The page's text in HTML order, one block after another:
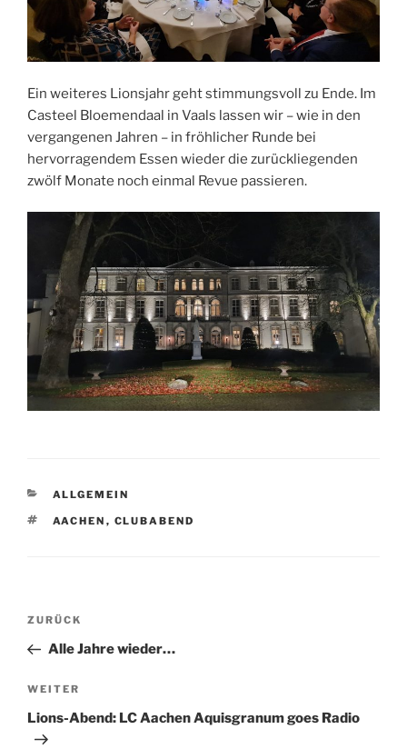
Ein weiteres Lionsjahr geht stimmungsvoll zu Ende. Im
Casteel Bloemendaal in Vaals lassen wir – wie in den
vergangenen Jahren – in fröhlicher Runde bei
hervorragendem Essen wieder die zurückliegenden
zwölf Monate noch einmal Revue passieren.
KATEGORIEN
ALLGEMEIN
SCHLAGWÖRTER
AACHEN , CLUBABEND
Beitragsnavigation
Vorheriger
Beitrag
ZURÜCK
Alle Jahre wieder…
Nächster
Beitrag
WEITER
Lions-Abend: LC Aachen Aquisgranum goes Radio